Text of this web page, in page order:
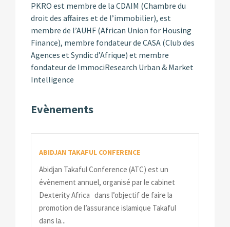
PKRO est membre de la CDAIM (Chambre du
droit des affaires et de l’immobilier), est
membre de l’AUHF (African Union for Housing
Finance), membre fondateur de CASA (Club des
Agences et Syndic d’Afrique) et membre
fondateur de ImmociResearch Urban & Market
Intelligence
Evènements
ABIDJAN TAKAFUL CONFERENCE
Abidjan Takaful Conference (ATC) est un
évènement annuel, organisé par le cabinet
Dexterity Africa dans l’objectif de faire la
promotion de l’assurance islamique Takaful
dans la...